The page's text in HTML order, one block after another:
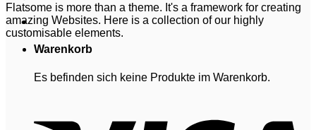
Warenkorb
Es befinden sich keine Produkte im Warenkorb.
Flatsome is more than a theme. It's a framework for creating
amazing Websites. Here is a collection of our highly
customisable elements.